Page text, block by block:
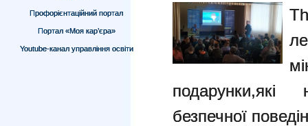
Профорієнтаційний портал
Портал «Моя кар’єра»
Youtube-канал управління освіти
безпечної